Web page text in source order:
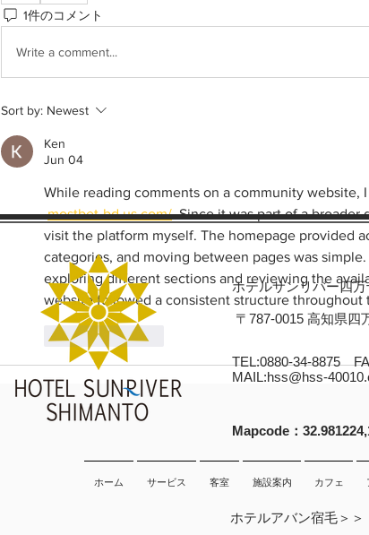
1件のコメント
Write a comment...
Sort by: Newest
Ken
Jun 04
While reading comments on a community website,
mostbet-bd.us.com/. Since it was part of a broader
visit the platform myself. The homepage provided
categories, and moving between pages was
exploring different sections and reviewing the
website followed a consistent structure throughout
Like Reply
ホテルサンリバー四万
〒787-0015 高知県四
TEL:0880-34-8875
MAIL:hss@hss-
​Mapcode：
ホーム サービス 客室 施設案内 カフェ
ホテルアバン宿毛＞＞